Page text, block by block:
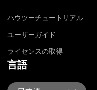
ハウツーチュートリアル
ユーザーガイド
ライセンスの取得
言語